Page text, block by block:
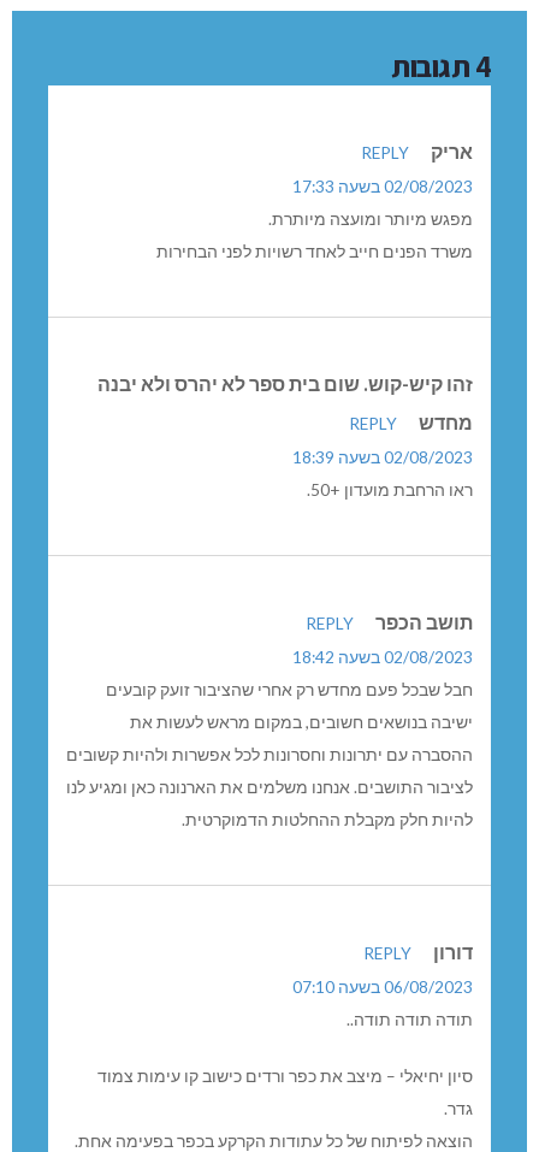
4 תגובות
אריק
REPLY
02/08/2023 בשעה 17:33
מפגש מיותר ומועצה מיותרת.
משרד הפנים חייב לאחד רשויות לפני הבחירות
זהו קיש-קוש. שום בית ספר לא יהרס ולא יבנה
מחדש
REPLY
02/08/2023 בשעה 18:39
ראו הרחבת מועדון +50.
תושב הכפר
REPLY
02/08/2023 בשעה 18:42
חבל שבכל פעם מחדש רק אחרי שהציבור זועק קובעים
ישיבה בנושאים חשובים, במקום מראש לעשות את
ההסברה עם יתרונות וחסרונות לכל אפשרות ולהיות קשובים
לציבור התושבים. אנחנו משלמים את הארנונה כאן ומגיע לנו
להיות חלק מקבלת ההחלטות הדמוקרטית.
דורון
REPLY
06/08/2023 בשעה 07:10
תודה תודה תודה..
סיון יחיאלי – מיצב את כפר ורדים כישוב קו עימות צמוד
גדר.
הוצאה לפיתוח של כל עתודות הקרקע בכפר בפעימה אחת.